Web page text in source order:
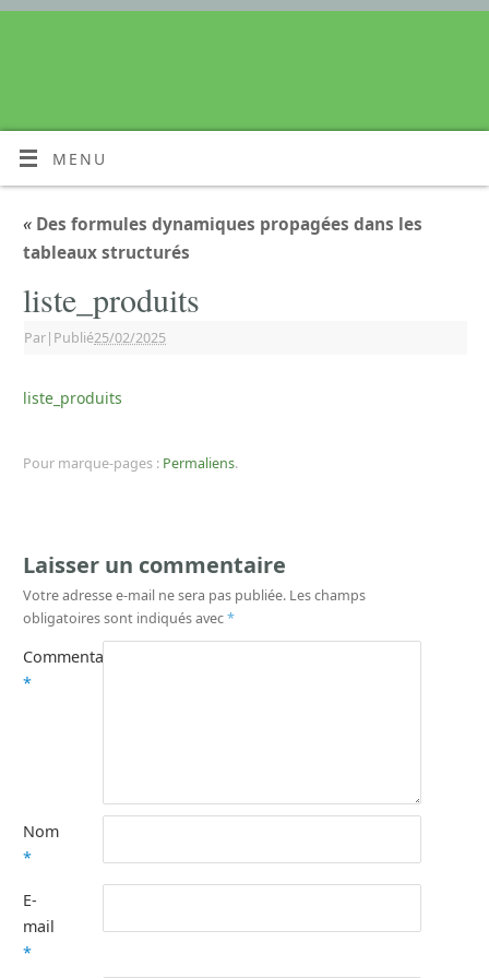
MENU
« Des formules dynamiques propagées dans les
tableaux structurés
liste_produits
Par| Publié25/02/2025
liste_produits
Pour marque-pages : Permaliens.
Laisser un commentaire
Votre adresse e-mail ne sera pas publiée. Les champs
obligatoires sont indiqués avec*
Commentaire
*
Nom
*
E-
mail
*